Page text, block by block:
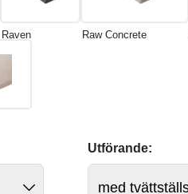
Raven Raw Concrete
Utförande: